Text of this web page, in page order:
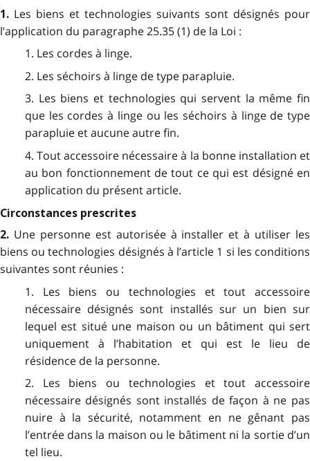
1. Les biens et technologies suivants sont désignés pour
l’application du paragraphe 25.35 (1) de la Loi :
1. Les cordes à linge.
2. Les séchoirs à linge de type parapluie.
3. Les biens et technologies qui servent la même fin
que les cordes à linge ou les séchoirs à linge de type
parapluie et aucune autre fin.
4. Tout accessoire nécessaire à la bonne installation et
au bon fonctionnement de tout ce qui est désigné en
application du présent article.
Circonstances prescrites
2. Une personne est autorisée à installer et à utiliser les
biens ou technologies désignés à l’article 1 si les conditions
suivantes sont réunies :
1. Les biens ou technologies et tout accessoire
nécessaire désignés sont installés sur un bien sur
lequel est situé une maison ou un bâtiment qui sert
uniquement à l’habitation et qui est le lieu de
résidence de la personne.
2. Les biens ou technologies et tout accessoire
nécessaire désignés sont installés de façon à ne pas
nuire à la sécurité, notamment en ne gênant pas
l’entrée dans la maison ou le bâtiment ni la sortie d’un
tel lieu.